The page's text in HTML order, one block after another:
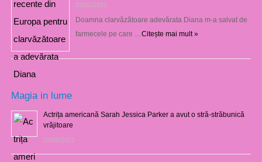
29/01/2021
Doamna clarvăzătoare adevărata Diana m-a salvat de
farmecele pe care … Citește mai mult »
Magia in lume
Actrița americană Sarah Jessica Parker a avut o stră-străbunică
vrăjitoare
03/08/2021